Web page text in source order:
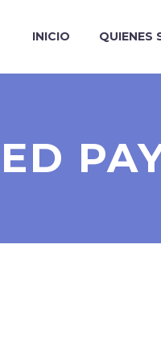
INICIO QUIENES